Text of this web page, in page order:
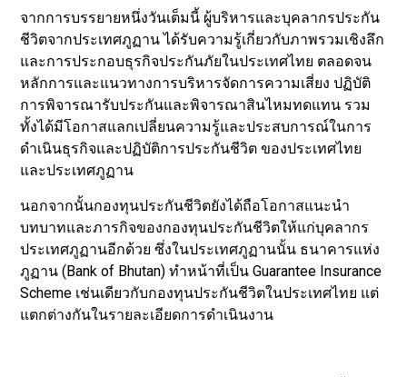
จากการบรรยายหนึ่งวันเต็มนี้ ผู้บริหารและบุคลากรประกัน
ชีวิตจากประเทศภูฏาน ได้รับความรู้เกี่ยวกับภาพรวมเชิงลึก
และการประกอบธุรกิจประกันภัยในประเทศไทย ตลอดจน
หลักการและแนวทางการบริหารจัดการความเสี่ยง ปฏิบัติ
การพิจารณารับประกันและพิจารณาสินไหมทดแทน รวม
ทั้งได้มีโอกาสแลกเปลี่ยนความรู้และประสบการณ์ในการ
ดำเนินธุรกิจและปฏิบัติการประกันชีวิต ของประเทศไทย
และประเทศภูฏาน
นอกจากนั้นกองทุนประกันชีวิตยังได้ถือโอกาสแนะนำ
บทบาทและภารกิจของกองทุนประกันชีวิตให้แก่บุคลากร
ประเทศภูฏานอีกด้วย ซึ่งในประเทศภูฏานนั้น ธนาคารแห่ง
ภูฏาน (Bank of Bhutan) ทำหน้าที่เป็น Guarantee Insurance
Scheme เช่นเดียวกับกองทุนประกันชีวิตในประเทศไทย แต่
แตกต่างกันในรายละเอียดการดำเนินงาน